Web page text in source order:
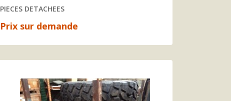
PIECES DETACHEES
Prix sur demande